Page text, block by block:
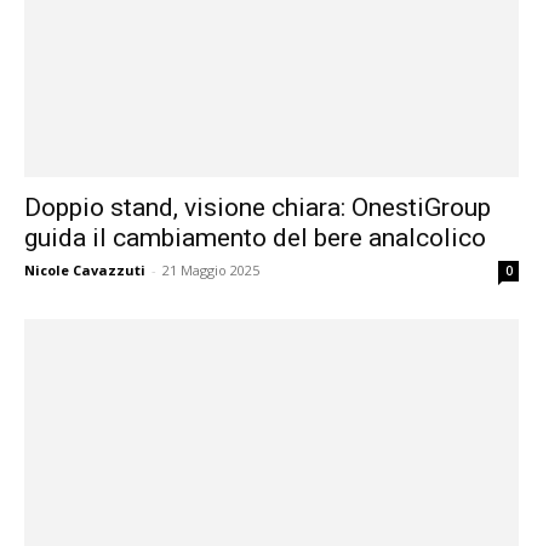
Doppio stand, visione chiara: OnestiGroup
guida il cambiamento del bere analcolico
Nicole Cavazzuti - 21 Maggio 2025 0